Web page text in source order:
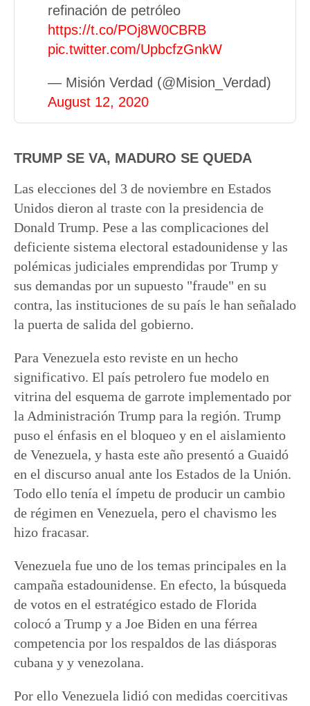
refinación de petróleo
https://t.co/POj8W0CBRB
pic.twitter.com/UpbcfzGnkW
— Misión Verdad (@Mision_Verdad)
August 12, 2020
TRUMP SE VA, MADURO SE QUEDA
Las elecciones del 3 de noviembre en Estados
Unidos dieron al traste con la presidencia de
Donald Trump. Pese a las complicaciones del
deficiente sistema electoral estadounidense y las
polémicas judiciales emprendidas por Trump y
sus demandas por un supuesto "fraude" en su
contra, las instituciones de su país le han señalado
la puerta de salida del gobierno.
Para Venezuela esto reviste en un hecho
significativo. El país petrolero fue modelo en
vitrina del esquema de garrote implementado por
la Administración Trump para la región. Trump
puso el énfasis en el bloqueo y en el aislamiento
de Venezuela, y hasta este año presentó a Guaidó
en el discurso anual ante los Estados de la Unión.
Todo ello tenía el ímpetu de producir un cambio
de régimen en Venezuela, pero el chavismo les
hizo fracasar.
Venezuela fue uno de los temas principales en la
campaña estadounidense. En efecto, la búsqueda
de votos en el estratégico estado de Florida
colocó a Trump y a Joe Biden en una férrea
competencia por los respaldos de las diásporas
cubana y y venezolana.
Por ello Venezuela lidió con medidas coercitivas